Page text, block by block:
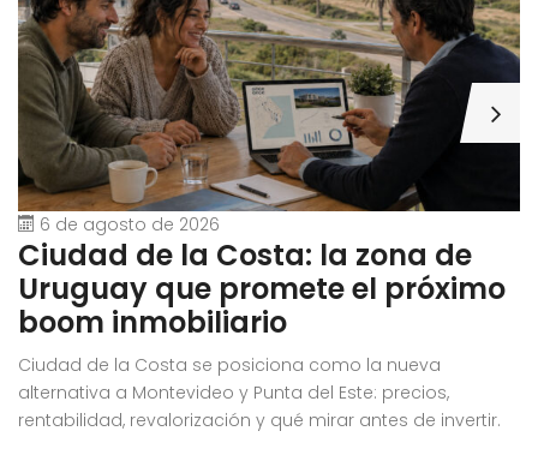
6 de agosto de 2026
Ciudad de la Costa: la zona de
Uruguay que promete el próximo
boom inmobiliario
Ciudad de la Costa se posiciona como la nueva
alternativa a Montevideo y Punta del Este: precios,
rentabilidad, revalorización y qué mirar antes de invertir.